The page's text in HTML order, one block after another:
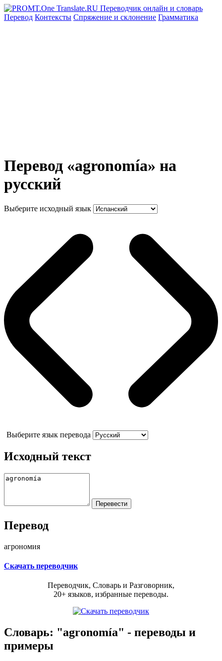
Перевод Контексты Спряжение и склонение Грамматика
Перевод «agronomía» на
русский
Выберите исходный язык
Выберите язык перевода
Исходный текст
Перевод
агрономия
Скачать переводчик
Переводчик, Словарь и Разговорник,
20+ языков, избранные переводы.
Словарь: "agronomía" - переводы и
примеры